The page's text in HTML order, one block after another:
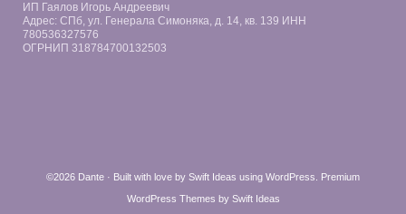
ИП Гаялов Игорь Андреевич
Адрес: СПб, ул. Генерала Симоняка, д. 14, кв. 139 ИНН
780536327576
ОГРНИП 318784700132503
©2026 Dante · Built with love by Swift Ideas using WordPress
Premium
WordPress Themes by Swift Ideas